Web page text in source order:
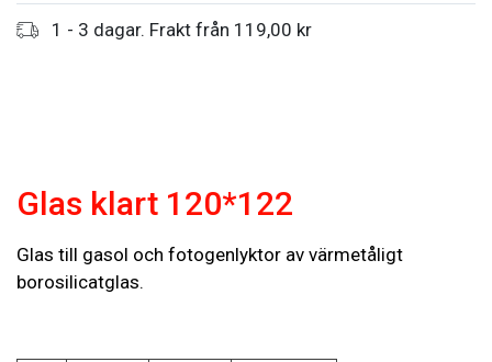
1 - 3 dagar. Frakt från 119,00 kr
Glas klart 120*122
Glas till gasol och fotogenlyktor av värmetåligt
borosilicatglas.